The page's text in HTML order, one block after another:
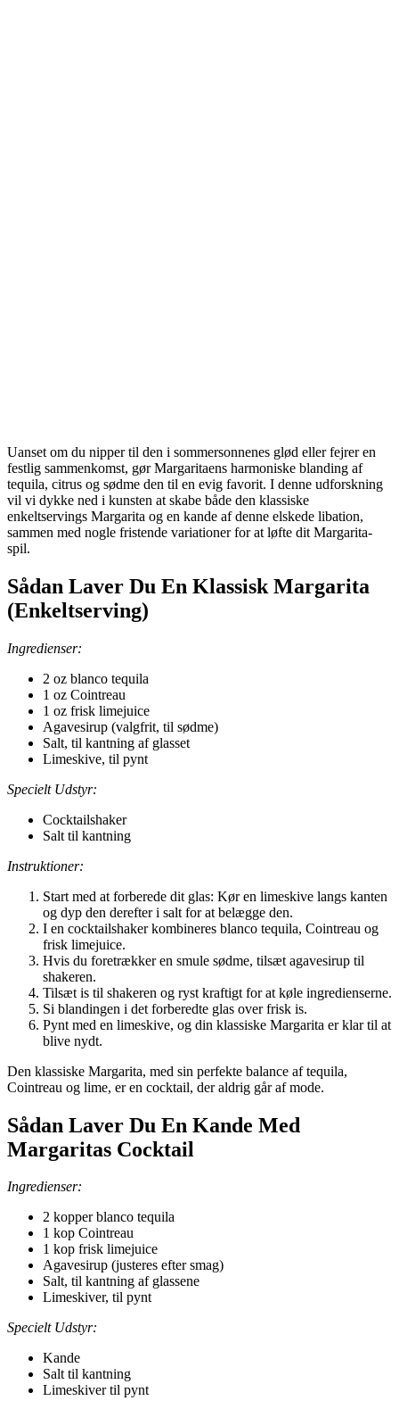
Uanset om du nipper til den i sommersonnenes glød eller fejrer en
festlig sammenkomst, gør Margaritaens harmoniske blanding af
tequila, citrus og sødme den til en evig favorit. I denne udforskning
vil vi dykke ned i kunsten at skabe både den klassiske
enkeltservings Margarita og en kande af denne elskede libation,
sammen med nogle fristende variationer for at løfte dit Margarita-
spil.
Sådan Laver Du En Klassisk Margarita
(Enkeltserving)
Ingredienser:
2 oz blanco tequila
1 oz Cointreau
1 oz frisk limejuice
Agavesirup (valgfrit, til sødme)
Salt, til kantning af glasset
Limeskive, til pynt
Specielt Udstyr:
Cocktailshaker
Salt til kantning
Instruktioner:
Start med at forberede dit glas: Kør en limeskive langs kanten
og dyp den derefter i salt for at belægge den.
I en cocktailshaker kombineres blanco tequila, Cointreau og
frisk limejuice.
Hvis du foretrækker en smule sødme, tilsæt agavesirup til
shakeren.
Tilsæt is til shakeren og ryst kraftigt for at køle ingredienserne.
Si blandingen i det forberedte glas over frisk is.
Pynt med en limeskive, og din klassiske Margarita er klar til at
blive nydt.
Den klassiske Margarita, med sin perfekte balance af tequila,
Cointreau og lime, er en cocktail, der aldrig går af mode.
Sådan Laver Du En Kande Med
Margaritas Cocktail
Ingredienser:
2 kopper blanco tequila
1 kop Cointreau
1 kop frisk limejuice
Agavesirup (justeres efter smag)
Salt, til kantning af glassene
Limeskiver, til pynt
Specielt Udstyr:
Kande
Salt til kantning
Limeskiver til pynt